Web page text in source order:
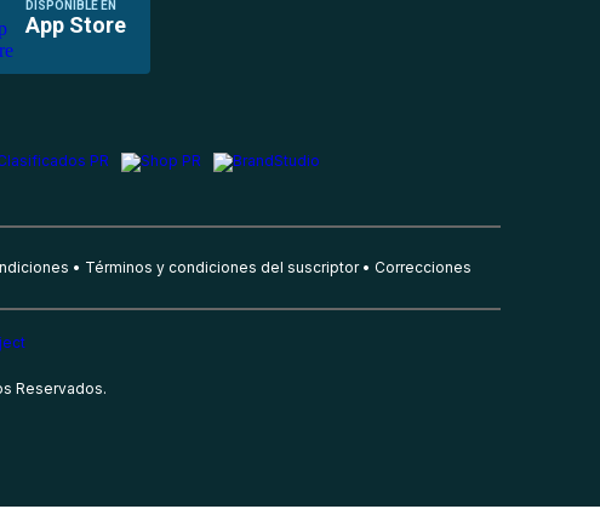
DISPONIBLE EN
App Store
Términos y condiciones del suscriptor Correcciones
Reservados.